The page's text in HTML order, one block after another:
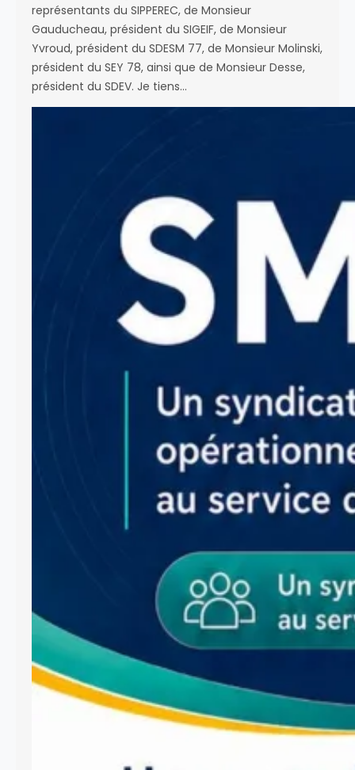
représentants du SIPPEREC, de Monsieur
Gauducheau, président du SIGEIF, de Monsieur
Yvroud, président du SDESM 77, de Monsieur Molinski,
président du SEY 78, ainsi que de Monsieur Desse,
président du SDEV. Je tiens…